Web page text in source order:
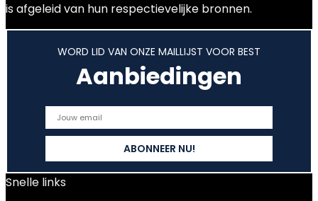
is afgeleid van hun respectievelijke bronnen.
WORD LID VAN ONZE MAILLIJST VOOR BEST
Aanbiedingen
Snelle links